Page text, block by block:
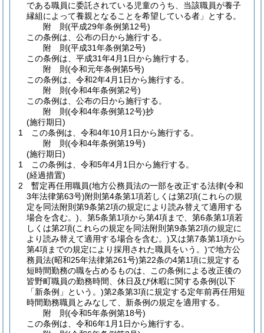
である職員に委託されている児童のうち、当該職員が養子
縁組によって養親となることを希望している者」とする。
附 則(平成29年条例第12号)
この条例は、公布の日から施行する。
附 則(平成31年条例第2号)
この条例は、平成31年4月1日から施行する。
附 則(令和元年条例第5号)
この条例は、令和2年4月1日から施行する。
附 則(令和4年条例第2号)
この条例は、公布の日から施行する。
附 則(令和4年条例第12号)抄
(施行期日)
1
この条例は、令和4年10月1日から施行する。
附 則(令和4年条例第19号)
(施行期日)
1
この条例は、令和5年4月1日から施行する。
(経過措置)
2
暫定再任用職員(地方公務員法の一部を改正する法律(令和
3年法律第63号)附則第4条第1項若しくは第2項(これらの規
定を同法附則第9条第2項の規定により読み替えて適用する
場合を含む。) 、第5条第1項から第4項まで、第6条第1項若
しくは第2項(これらの規定を同法附則第9条第2項の規定に
より読み替えて適用する場合を含む。)又は第7条第1項から
第4項までの規定により採用された職員をいう。)で地方公
務員法(昭和25年法律第261号)第22条の4第1項に規定する
短時間勤務の職を占めるものは、この条例による改正後の
皆野町職員の勤務時間、休日及び休暇に関する条例(以下
「新条例」という。)第2条第3項に規定する定年前再任用短
時間勤務職員とみなして、新条例の規定を適用する。
附 則(令和5年条例第18号)
この条例は、令和6年1月1日から施行する。